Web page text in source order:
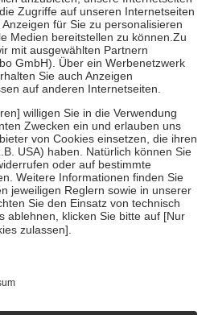
mindestens jedochfünf Euround
jedoch nie mehr als die tatsächlichen
auch für Online-Apotheken.
Krankenpflege beträgt die
sowie zehn Euro je
für ihre eigene Gesundheit zu
der Familie zu unterstützen,
bei:
zum vollendeten 18. Lebensjahr
und Früherkennung, die von der
Trusted Shops hat Maßnahmen